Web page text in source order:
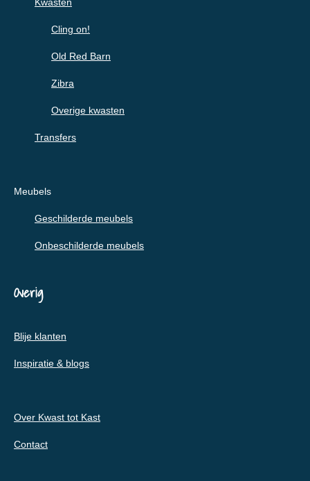
Cling on!
Old Red Barn
Zibra
Overige kwasten
Transfers
Meubels
Geschilderde meubels
Onbeschilderde meubels
Overig
Blije klanten
Inspiratie & blogs
Over Kwast tot Kast
Contact